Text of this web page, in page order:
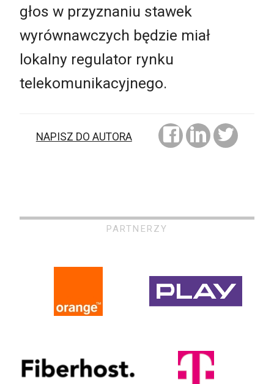
głos w przyznaniu stawek
wyrównawczych będzie miał
lokalny regulator rynku
telekomunikacyjnego.
NAPISZ DO AUTORA
PARTNERZY